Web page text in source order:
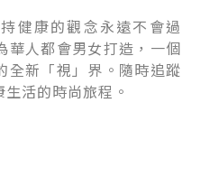
健康的觀念永遠不會過
華人都會男女打造，一個
全新「視」界。隨時追蹤
生活的時尚旅程。